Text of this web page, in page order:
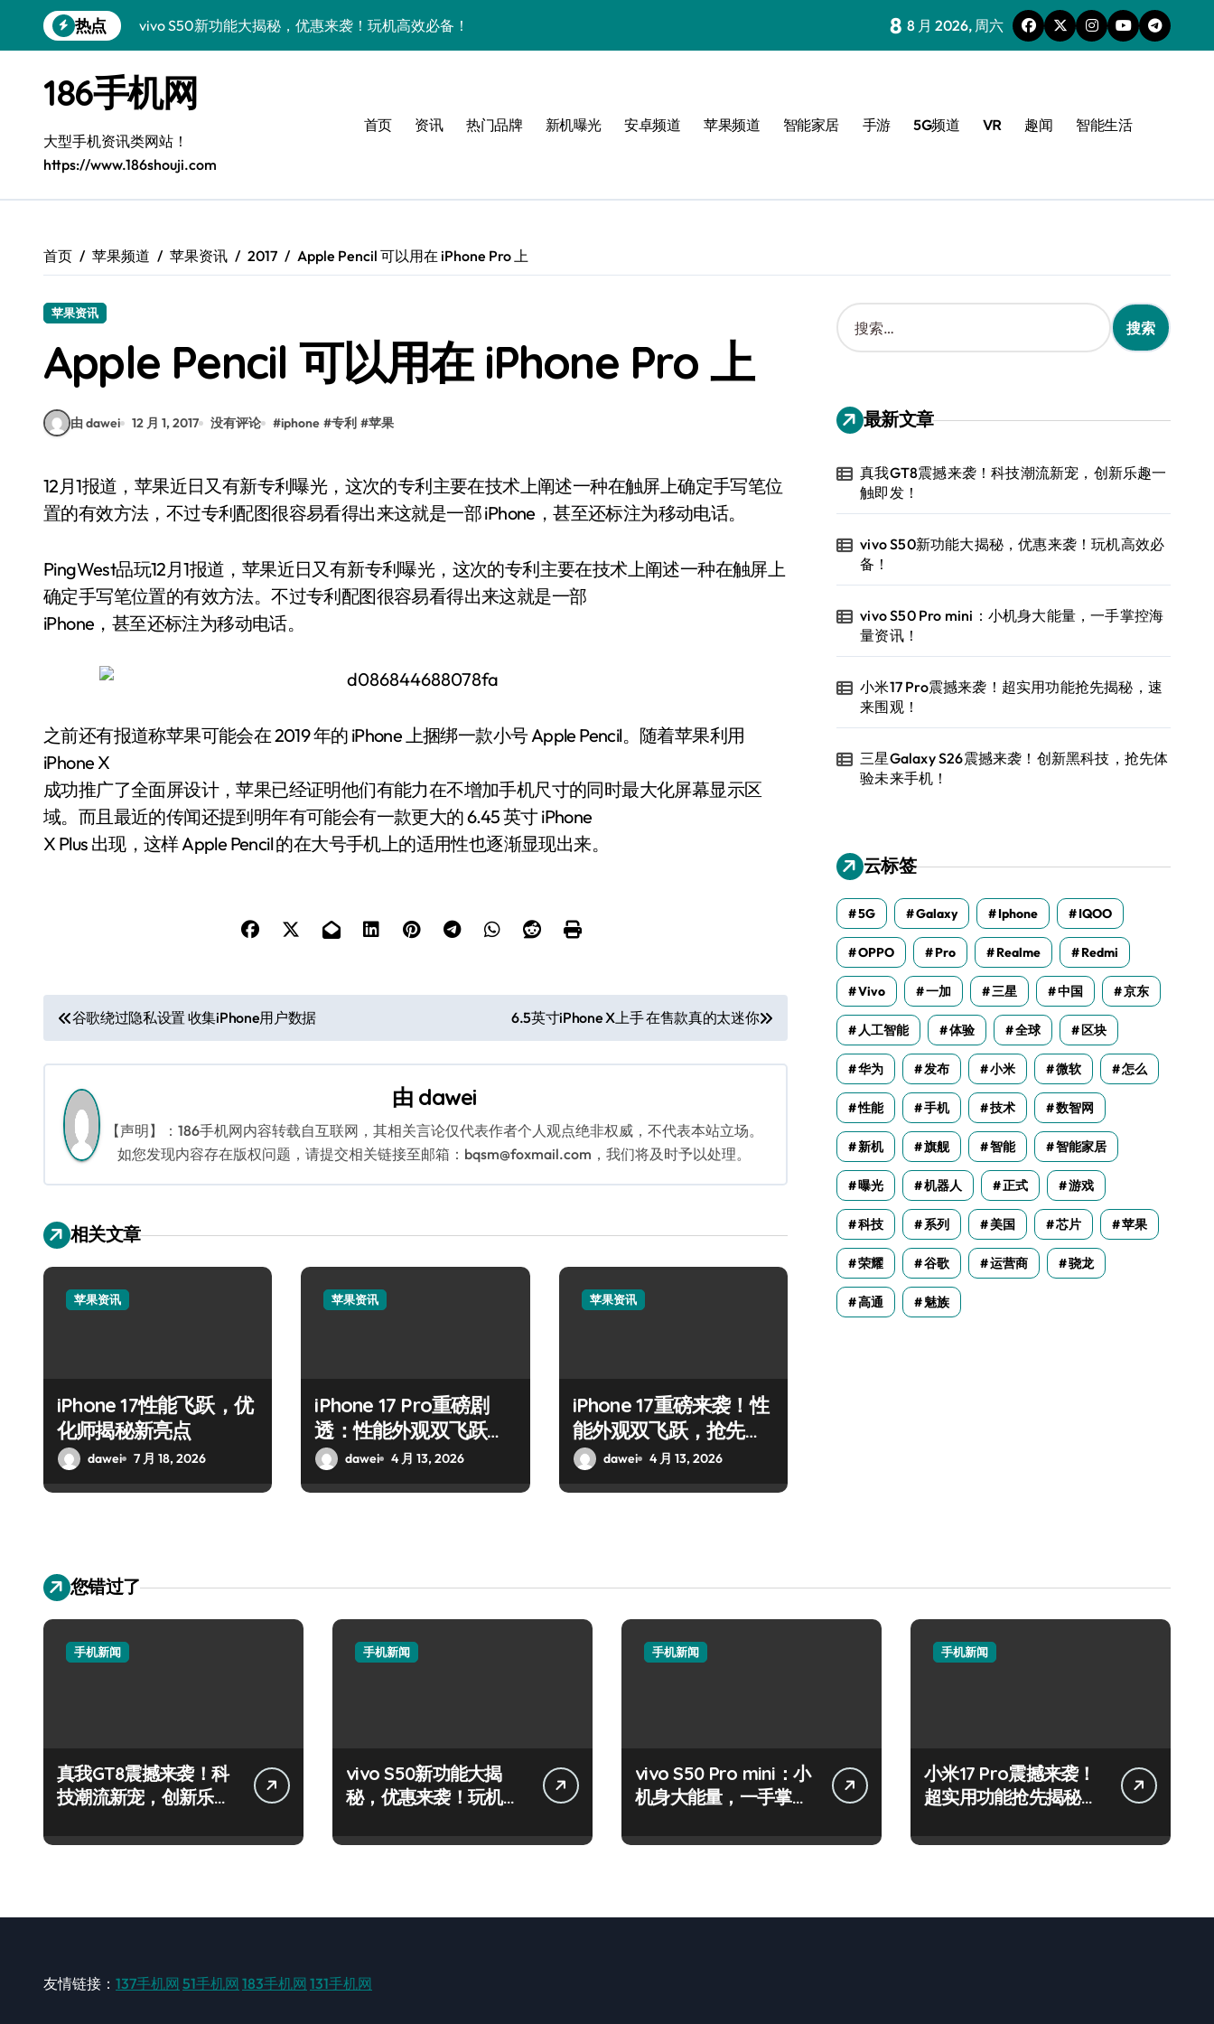
到
热点
vivo S50新功能大揭秘，优惠来袭！玩机高效必备！
小米17 Pro震撼来袭！超实用功能抢先揭秘，速来围观！
三星Galaxy S26震撼来袭！创新黑科技，抢先体验未来手机！
三星Galaxy Z Fold7抢先探秘！手机管家揭秘超炫新亮点
S25 Ultra颜值炸裂！定制主题潮翻天
S26+颜值暴增！三大美化技巧全公开
真我GT8震撼来袭！科技潮流新宠，创新乐趣一触即发！
8 8 月 2026, 周六
186手机网
大型手机资讯类网站！
https://www.186shouji.com
首页 资讯 热门品牌 新机曝光 安卓频道 苹果频道 智能家居 手游 5G频道 VR 趣闻 智能生活
首页 苹果频道 苹果资讯 2017 Apple Pencil 可以用在 iPhone Pro 上
苹果资讯
Apple Pencil 可以用在 iPhone Pro 上
由 dawei 12 月 1, 2017 没有评论 #iphone #专利 #苹果
12月1报道，苹果近日又有新专利曝光，这次的专利主要在技术上阐述一种在触屏上确定手写笔位
置的有效方法，不过专利配图很容易看得出来这就是一部 iPhone，甚至还标注为移动电话。
PingWest品玩12月1报道，苹果近日又有新专利曝光，这次的专利主要在技术上阐述一种在触屏上
确定手写笔位置的有效方法。不过专利配图很容易看得出来这就是一部
iPhone，甚至还标注为移动电话。
之前还有报道称苹果可能会在 2019 年的 iPhone 上捆绑一款小号 Apple Pencil。随着苹果利用
iPhone X
成功推广了全面屏设计，苹果已经证明他们有能力在不增加手机尺寸的同时最大化屏幕显示区
域。而且最近的传闻还提到明年有可能会有一款更大的 6.45 英寸 iPhone
X Plus 出现，这样 Apple Pencil 的在大号手机上的适用性也逐渐显现出来。
文
章
导
航
谷歌绕过隐私设置 收集iPhone用户数据 6.5英寸iPhone X上手 在售款真的太迷你
由 dawei
【声明】：186手机网内容转载自互联网，其相关言论仅代表作者个人观点绝非权威，不代表本站立场。
如您发现内容存在版权问题，请提交相关链接至邮箱：bqsm@foxmail.com，我们将及时予以处理。
相关文章
苹果资讯
iPhone 17性能飞跃，优
化师揭秘新亮点
dawei 7 月 18, 2026
苹果资讯
iPhone 17 Pro重磅剧
透：性能外观双飞跃，
抢先揭秘新亮点！
dawei 4 月 13, 2026
苹果资讯
iPhone 17重磅来袭！性
能外观双飞跃，抢先解
锁新亮点
dawei 4 月 13, 2026
搜
索
：
最新文章
真我GT8震撼来袭！科技潮流新宠，创新乐趣一
触即发！
vivo S50新功能大揭秘，优惠来袭！玩机高效必
备！
vivo S50 Pro mini：小机身大能量，一手掌控海
量资讯！
小米17 Pro震撼来袭！超实用功能抢先揭秘，速
来围观！
三星Galaxy S26震撼来袭！创新黑科技，抢先体
验未来手机！
云标签
5G Galaxy Iphone IQOO
OPPO Pro Realme Redmi
Vivo 一加 三星 中国 京东
人工智能 体验 全球 区块
华为 发布 小米 微软 怎么
性能 手机 技术 数智网
新机 旗舰 智能 智能家居
曝光 机器人 正式 游戏
科技 系列 美国 芯片 苹果
荣耀 谷歌 运营商 骁龙
高通 魅族
您错过了
手机新闻
真我GT8震撼来袭！科
技潮流新宠，创新乐趣
手机新闻
vivo S50新功能大揭
秘，优惠来袭！玩机高
手机新闻
vivo S50 Pro mini：小
机身大能量，一手掌控
手机新闻
小米17 Pro震撼来袭！
超实用功能抢先揭秘，
友情链接： 137手机网 51手机网 183手机网 131手机网